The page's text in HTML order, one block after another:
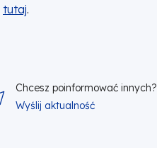
tutaj.
Chcesz poinformować innych?
Wyślij aktualność